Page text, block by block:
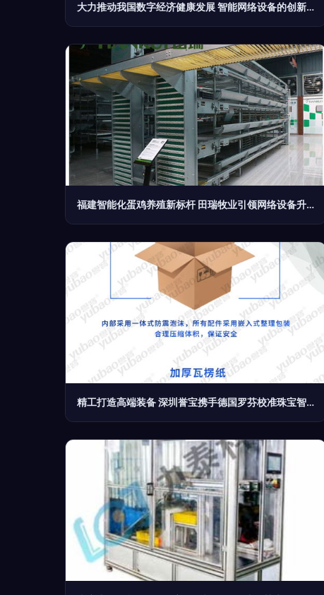
大力推动我国数字经济健康发展 智能网络设备的创新与赋能
福建智能化蛋鸡养殖新标杆 田瑞牧业引领网络设备升级
精工打造高端装备 深圳誉宝携手德国罗芬校准珠宝智造新标准